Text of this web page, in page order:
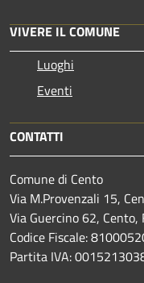
VIVERE IL COMUNE
Luoghi
Eventi
CONTATTI
Comune di Cento
Via M.Provenzali 15,
Via Guercino 62,
Codice Fiscale:
Partita IVA: